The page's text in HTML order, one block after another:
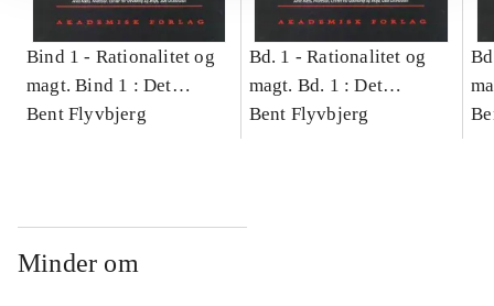
Bind 1 - Rationalitet og
magt. Bind 1 : Det
konkretes videnskab
Bent Flyvbjerg
Bd. 1 -Rationalitet og
magt. Bd. 1 : Det
konkretes videnskab
Bent Flyvbjerg
Minder om